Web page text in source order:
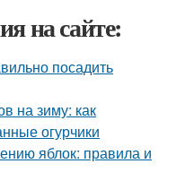
на сайте:
посадить
на зиму: как
огурчики
яблок: правила и